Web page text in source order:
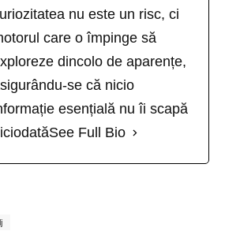
nu este un risc, ci
care o împinge să
dincolo de aparențe,
se că nicio
esențială nu îi scapă
See Full Bio